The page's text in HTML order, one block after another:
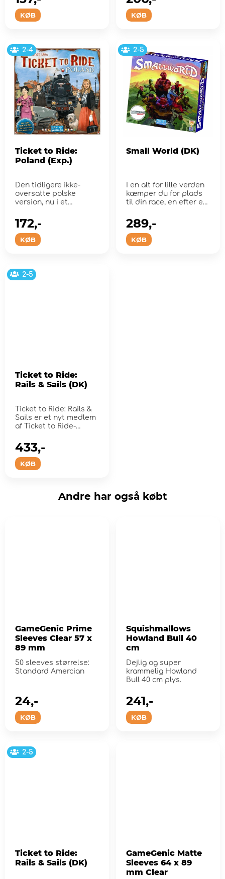
KØB KØB
2-4
Ticket to Ride:
Poland (Exp.)
Den tidligere ikke-
oversatte polske
version, nu i et
også...
KØB
172,-
2-5
Small World (DK)
I en alt for lille verden
kæmper du for plads
til din race, en efter en
KØB
289,-
2-5
Ticket to Ride:
Rails & Sails (DK)
Ticket to Ride: Rails &
Sails er et nyt medlem
af Ticket to Ride-
KØB
433,-
Andre har også købt
GameGenic Prime
Sleeves Clear 57 x
89 mm
50 sleeves størrelse:
Standard Amercian
KØB
24,-
Squishmallows
Howland Bull 40
cm
Dejlig og super
krammelig Howland
Bull 40 cm plys.
KØB
241,-
2-5
Ticket to Ride:
Rails & Sails (DK)
GameGenic Matte
Sleeves 64 x 89
mm Clear